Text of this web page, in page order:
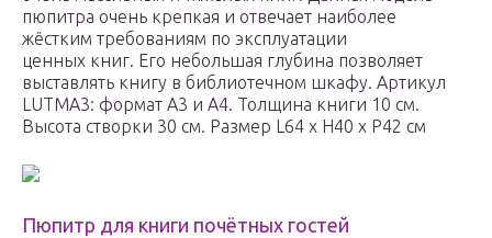
пюпитра очень крепкая и отвечает наиболее
жёстким требованиям по эксплуатации
ценных книг. Его небольшая глубина позволяет
выставлять книгу в библиотечном шкафу. Артикул
LUTMA3: формат А3 и А4. Толщина книги 10 см.
Высота створки 30 см. Размер L64 х H40 х P42 см
Пюпитр для книги почётных гостей